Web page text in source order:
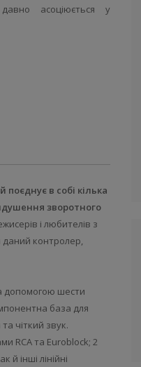
асоціюється у
в собі кілька
зворотного
і любителів з
даний контролер,
допомогою шести
база для
чіткий звук.
RCA та Euroblock; 2
інші лінійні